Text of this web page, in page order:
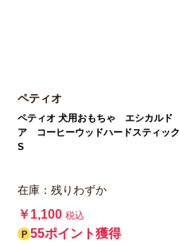
ペティオ
ペティオ 犬用おもちゃ エシカルド
ア コーヒーウッドハードスティック
S
在庫：残りわずか
￥1,100 税込
55ポイント獲得